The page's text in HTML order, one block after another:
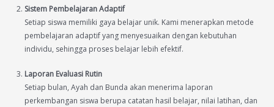
Sistem Pembelajaran Adaptif
Setiap siswa memiliki gaya belajar unik. Kami menerapkan metode
pembelajaran adaptif yang menyesuaikan dengan kebutuhan
individu, sehingga proses belajar lebih efektif.
Laporan Evaluasi Rutin
Setiap bulan, Ayah dan Bunda akan menerima laporan
perkembangan siswa berupa catatan hasil belajar, nilai latihan, dan